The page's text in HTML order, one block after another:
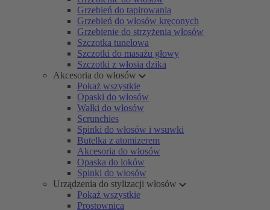
Grzebień do tapirowania
Grzebień do włosów kręconych
Grzebienie do strzyżenia włosów
Szczotka tunelowa
Szczotki do masażu głowy
Szczotki z włosia dzika
Akcesoria do włosów
Pokaż wszystkie
Opaski do włosów
Wałki do włosów
Scrunchies
Spinki do włosów i wsuwki
Butelka z atomizerem
Akcesoria do włosów
Opaska do loków
Spinki do włosów
Urządzenia do stylizacji włosów
Pokaż wszystkie
Prostownica